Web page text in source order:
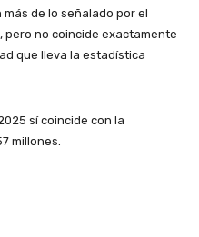
más de lo señalado por el
pero no coincide exactamente
que lleva la estadística
sí coincide con la
millones.